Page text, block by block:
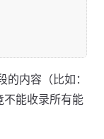
内容（比如：
能收录所有能